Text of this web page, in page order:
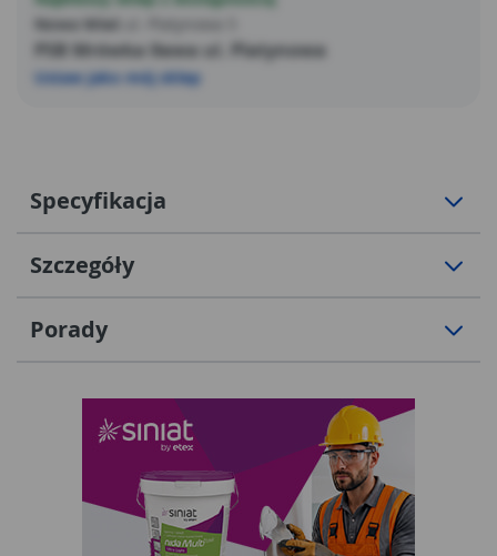
Nowa Wieś
PSB Mrówka Iława ul. Platynowa
Ustaw jako mój sklep
Specyfikacja
Szczegóły
Porady